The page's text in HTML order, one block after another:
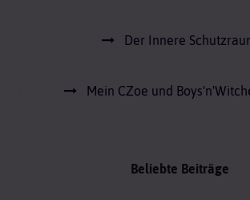
Der Innere
Mein CZoe und
Beliebte Beiträge